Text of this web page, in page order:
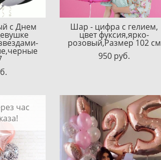
с Днем Шар - цифра с гелием,
цвет фуксия,ярко-
розовый,Размер 102 см
950 pуб.
час